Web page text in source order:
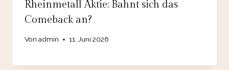
Rheinmetall Aktie: Bahnt sich das
Comeback an?
Von admin 11. Juni 2026